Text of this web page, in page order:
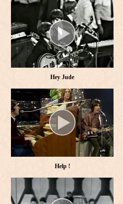
Hey Jude
Help !